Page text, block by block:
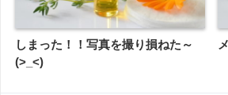
しまった！！写真を撮り損ねた～
(>_<)